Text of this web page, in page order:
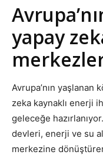
yapay
Avrupa’nın yaşlanan
zeka kaynaklı enerji
geleceğe
devleri, enerji ve su
merkezine